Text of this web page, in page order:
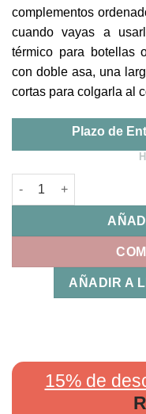
complementos
cuando vayas a
térmico para botellas
con doble asa, una
cortas para colgarla al
Plazo de
Bolsa Crossbody
AÑADIR A
15% de